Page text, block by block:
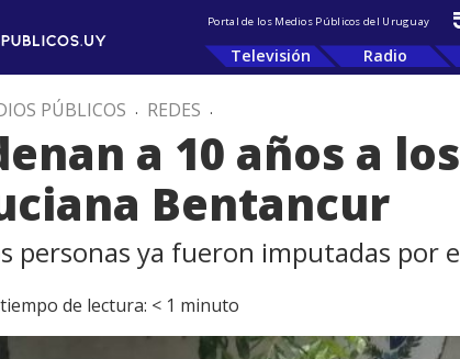
Portal de los Medios Públicos del Uruguay
Televisión Radio
PÚBLICOS . REDES .
a 10 años a
Bentancur
personas ya fueron imputadas por
tiempo de lectura: < 1 minuto